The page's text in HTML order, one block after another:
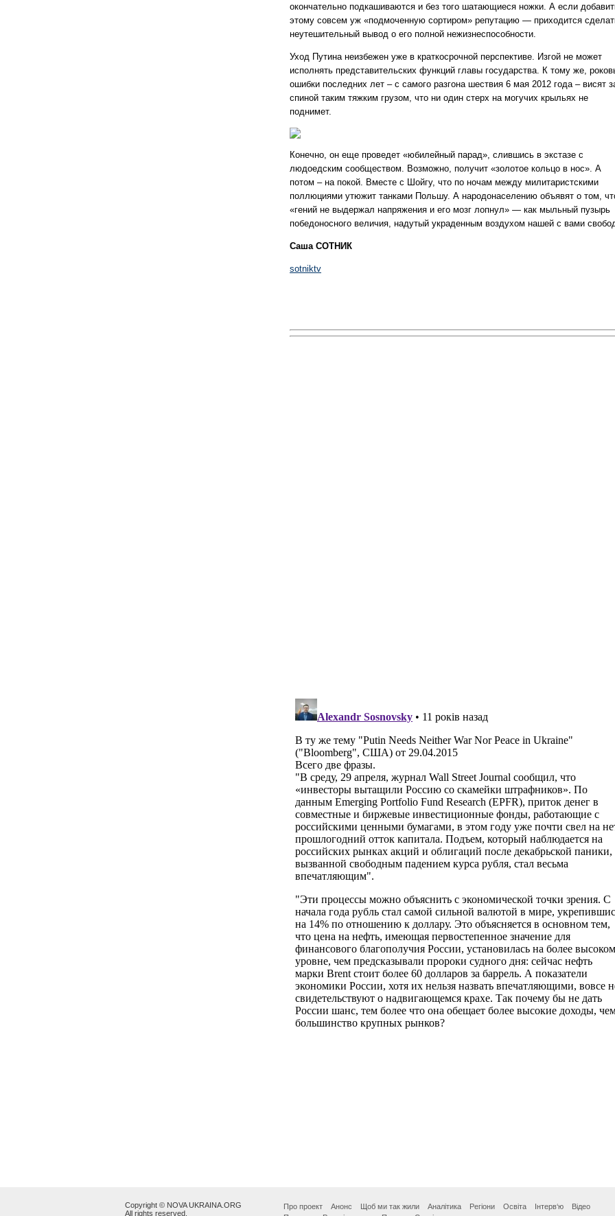
окончательно подкашиваются и без того шатающиеся ножки. А если
этому совсем уж «подмоченную сортиром» репутацию — приходится
неутешительный вывод о его полной нежизнеспособности.
Уход Путина неизбежен уже в краткосрочной перспективе. Изгой не может
исполнять представительских функций главы государства. К тому же,
ошибки последних лет – с самого разгона шествия 6 мая 2012 года – висят
спиной таким тяжким грузом, что ни один стерх на могучих крыльях не
поднимет.
Конечно, он еще проведет «юбилейный парад», слившись в экстазе с
людоедским сообществом. Возможно, получит «золотое кольцо в нос». А
потом – на покой. Вместе с Шойгу, что по ночам между милитаристскими
поллюциями утюжит танками Польшу. А народонаселению объявят о том,
«гений не выдержал напряжения и его мозг лопнул» — как мыльный пузырь
победоносного величия, надутый украденным воздухом нашей с вами
Саша СОТНИК
sotniktv
Copyright © NOVA UKRAINA.ORG
All rights reserved.
Про проект Анонс Щоб ми так жили Аналітика Регіони Освіта Інтерв‘ю
Відео